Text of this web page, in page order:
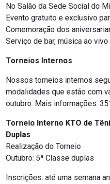
No Salão da Sede Social do
Evento gratuito e exclusivo
Comemoração dos
Serviço de bar, música ao
Torneios Internos
Nossos torneios internos
modalidades que estão com
outubro. Mais informações:
Torneio Interno KTO de
Duplas
Realização do Torneio
Outubro: 5ª Classe duplas
Inscrições: até uma semana